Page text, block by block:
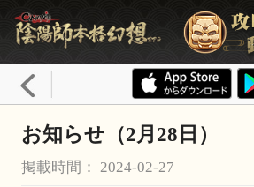
お知らせ（2月28日）
掲載時間： 2024-02-27